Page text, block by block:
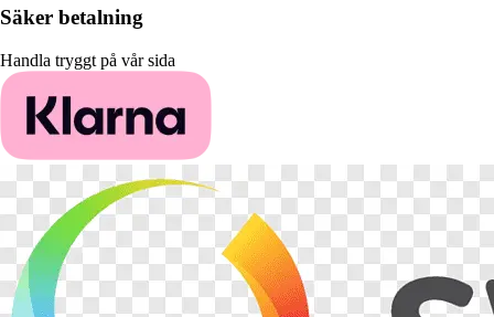
Säker betalning
Handla tryggt på vår sida